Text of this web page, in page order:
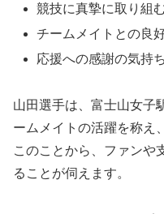
競技に真摯に取り組
チームメイトとの良
応援への感謝の気持ち
山田選手は、富士山女子
ームメイトの活躍を称え
このことから、ファンや
ることが伺えます。